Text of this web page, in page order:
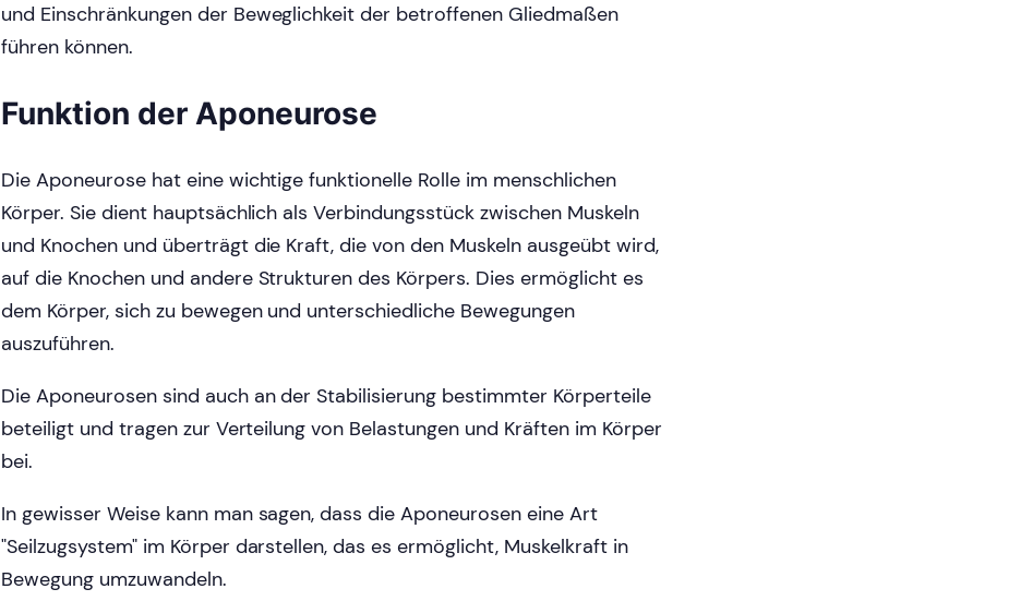
und Einschränkungen der Beweglichkeit der betroffenen Gliedmaßen
führen können.
Funktion der Aponeurose
Die Aponeurose hat eine wichtige funktionelle Rolle im menschlichen
Körper. Sie dient hauptsächlich als Verbindungsstück zwischen Muskeln
und Knochen und überträgt die Kraft, die von den Muskeln ausgeübt wird,
auf die Knochen und andere Strukturen des Körpers. Dies ermöglicht es
dem Körper, sich zu bewegen und unterschiedliche Bewegungen
auszuführen.
Die Aponeurosen sind auch an der Stabilisierung bestimmter Körperteile
beteiligt und tragen zur Verteilung von Belastungen und Kräften im Körper
bei.
In gewisser Weise kann man sagen, dass die Aponeurosen eine Art
"Seilzugsystem" im Körper darstellen, das es ermöglicht, Muskelkraft in
Bewegung umzuwandeln.